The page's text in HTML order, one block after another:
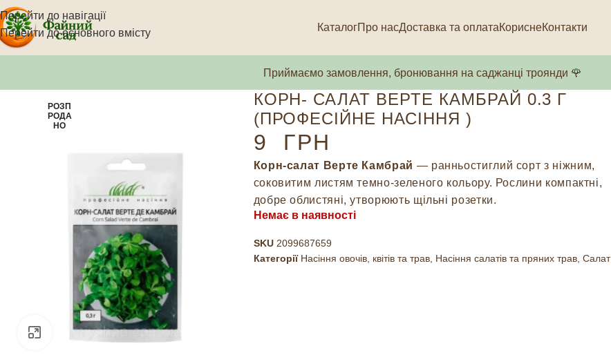
Перейти до навігації
Перейти до основного вмісту
КаталогПро насДоставка та оплатаКориснеКонтакти
Приймаємо замовлення, бронювання на саджанці троянди 🌹
РОЗП
РОДА
НО
Натисніть, щоб збільшити
КОРН- САЛАТ ВЕРТЕ КАМБРАЙ 0.3 Г
(ПРОФЕСІЙНЕ НАСІННЯ )
9 ГРН
Корн-салат Верте Камбрай — ранньостиглий сорт з ніжним,
соковитим листям темно-зеленого кольору. Рослини компактні,
добре облистяні, утворюють щільні розетки.
Немає в наявності
SKU 2099687659
Категорії Насіння овочів, квітів та трав, Насіння салатів та пряних трав, Салат